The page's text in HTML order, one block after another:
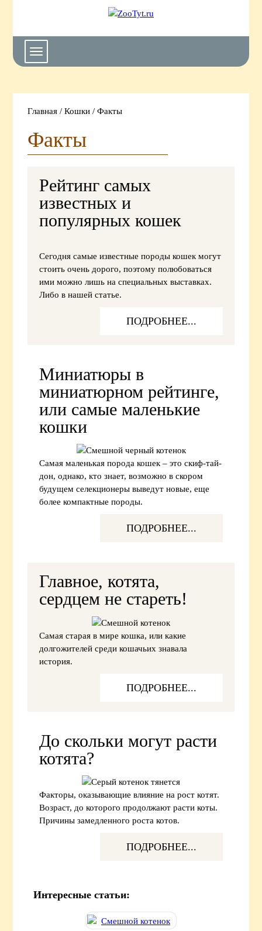
портал
Toggle
navigation
Главная /Кошки /Факты
Факты
Рейтинг самых
известных и
популярных кошек
Сегодня самые известные породы кошек могут
стоить очень дорого, поэтому полюбоваться
ими можно лишь на специальных выставках.
Либо в нашей статье.
ПОДРОБНЕЕ...
Миниатюры в
миниатюрном рейтинге,
или самые маленькие
кошки
Самая маленькая порода кошек – это скиф-тай-
дон, однако, кто знает, возможно в скором
будущем селекционеры выведут новые, еще
более компактные породы.
ПОДРОБНЕЕ...
Главное, котята,
сердцем не стареть!
Самая старая в мире кошка, или какие
долгожителей среди кошачьих знавала
история.
ПОДРОБНЕЕ...
До скольки могут расти
котята?
Факторы, оказывающие влияние на рост котят.
Возраст, до которого продолжают расти коты.
Причины замедленного роста котов.
ПОДРОБНЕЕ...
Интересные статьи: